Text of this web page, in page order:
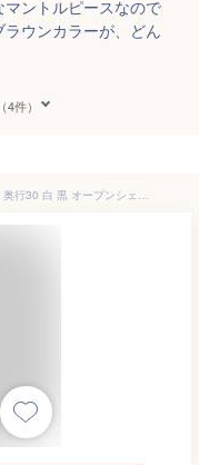
ントルピースなので
ラウンカラーが、どん
件）
マントルピース 収納 アーチ 約 幅90 高さ90 奥行30 白 黒 オープンシェルフ スリム 棚 ラック 収納シェルフ アーチ型 シェルフ 天板 大理石 調 扉付き 収納棚 飾り棚 3段 木製 ホワイト/ブラック 【組立品/完成品が選べる】 LCB642308